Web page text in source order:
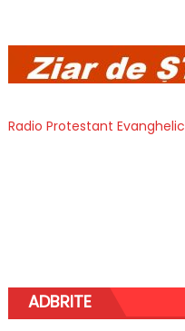
Radio Protestant Evanghelic
ADBRITE